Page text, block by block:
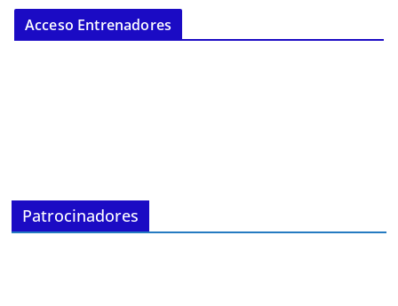
Acceso Entrenadores
Patrocinadores